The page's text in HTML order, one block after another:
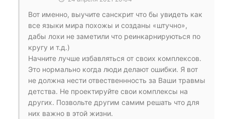
Вот именно, выучите санскрит что бы увидеть как
все языки мира похожы и созданы «штучно»,
дабы лохи не заметили что реинкарнируються по
кругу и т.д.)
Начните лучше избавляться от своих комплексов.
Это нормально когда люди делают ошибки. Я вот
не должна нести отвественнность за Ваши травмы
детства. Не проектируйте свои комплексы на
других. Позвольте другим самим решать что для
них важно в этой жизни.